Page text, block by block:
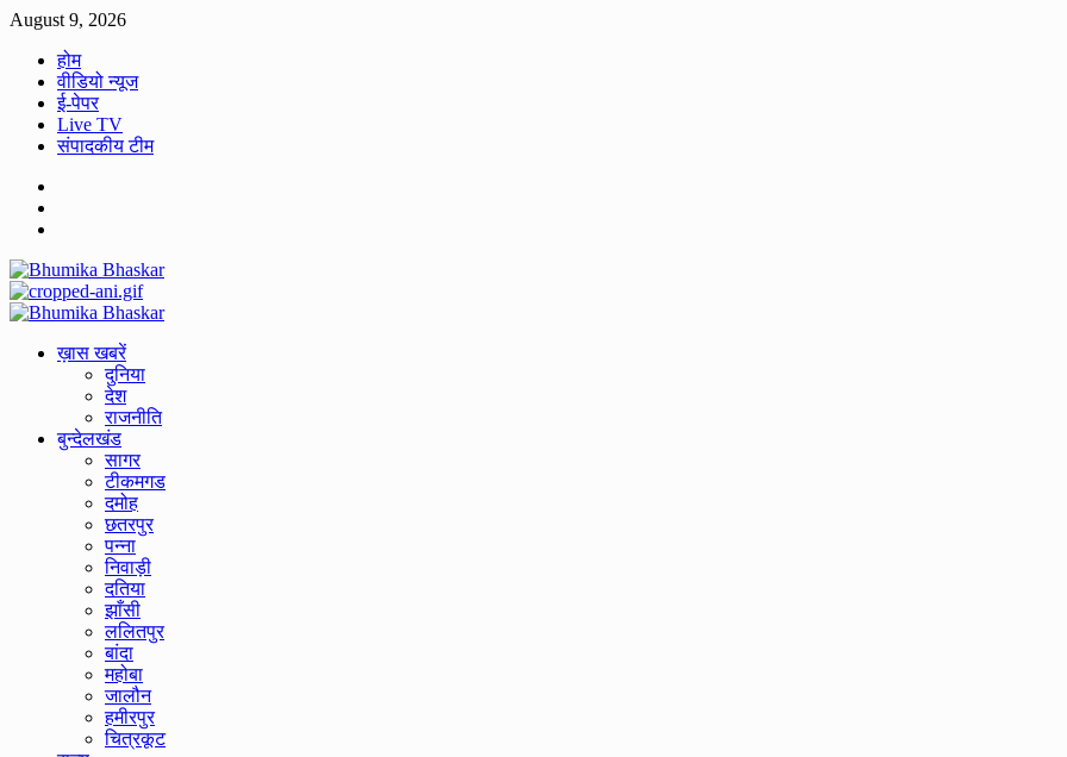
Skip
content
August 9, 2026
होम
वीडियो न्यूज
ई-पेपर
Live TV
संपादकीय टीम
Primary
ख़ास खबरें
दुनिया
देश
राजनीति
बुन्देलखंड
सागर
टीकमगड
दमोह
छतरपुर
पन्ना
निवाड़ी
दतिया
झाँसी
ललितपुर
बांदा
महोबा
जालौन
हमीरपुर
चित्रकूट